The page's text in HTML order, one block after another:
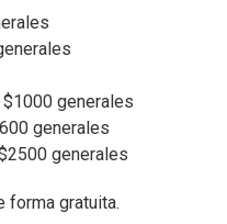
generales
generales
generales
forma gratuita.